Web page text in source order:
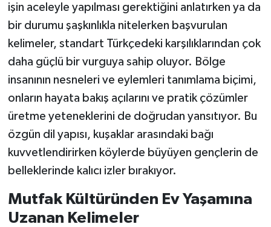
işin aceleyle yapılması gerektiğini anlatırken ya da
bir durumu şaşkınlıkla nitelerken başvurulan
kelimeler, standart Türkçedeki karşılıklarından çok
daha güçlü bir vurguya sahip oluyor. Bölge
insanının nesneleri ve eylemleri tanımlama biçimi,
onların hayata bakış açılarını ve pratik çözümler
üretme yeteneklerini de doğrudan yansıtıyor. Bu
özgün dil yapısı, kuşaklar arasındaki bağı
kuvvetlendirirken köylerde büyüyen gençlerin de
belleklerinde kalıcı izler bırakıyor.
Mutfak Kültüründen Ev Yaşamına
Uzanan Kelimeler